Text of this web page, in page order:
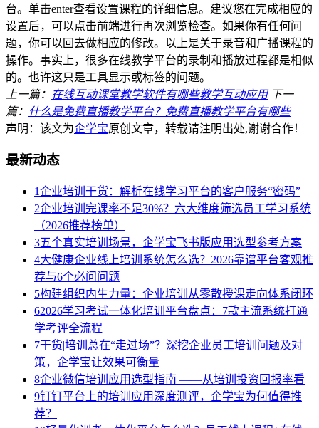
台。单击enter查看设置课程的详细信息。建议您在完成相应的
设置后，可以点击前端进行再次浏览检查。如果你有任何问
题，你可以回去做相应的修改。以上是关于录音和广播课程的
操作。事实上，很多在线教学平台的录制和播放过程都是相似
的。也许这只是工具显示或标签的问题。
上一篇： 在线互动课堂教学软件有哪些教学互动应用 下一
篇： 什么是免费直播教学平台？免费直播教学平台有哪些
声明：该文为企学宝原创文章，转载请注明出处,谢谢合作！
最新动态
1企业培训干货：解析在线学习平台的客户服务“密码”
2企业培训完课率不足30%？六大维度筛选员工学习系统
（2026推荐榜单）
3五个真实培训场景，企学宝飞书版应用选型参考方案
4大健康企业线上培训系统怎么选？2026靠谱平台客观推
荐与6个必问问题
5构建组织内生力量：企业培训从零散授课走向体系闭环
62026学习考试一体化培训平台盘点：7款主流系统打通
学考评全流程
7干货|培训总在“走过场”？深挖企业员工培训问题及对
策，企学宝让效果可衡量
8企业微信培训应用选型指南 ——从培训投资回报率看
9钉钉平台上的培训应用深度测评，企学宝为何值得推
荐？